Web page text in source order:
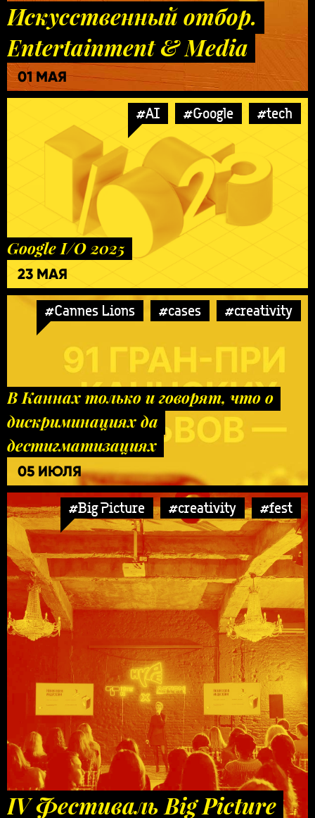
Искусственный отбор.
Entertainment & Media
01 МАЯ
#AI #Google #tech
Google I/O 2025
23 МАЯ
#Cannes Lions #cases #creativity
В Каннах только и говорят, что о
дискриминациях да
дестигматизациях
05 ИЮЛЯ
#Big Picture #creativity #fest
IV Фестиваль Big Picture